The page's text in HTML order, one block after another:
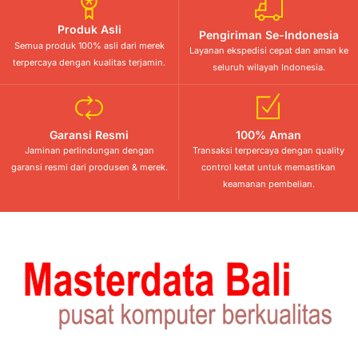
Produk Asli
Semua produk 100% asli dari merek
terpercaya dengan kualitas terjamin.
Pengiriman Se-Indonesia
Layanan ekspedisi cepat dan aman ke
seluruh wilayah Indonesia.
Garansi Resmi
Jaminan perlindungan dengan
garansi resmi dari produsen & merek.
100% Aman
Transaksi terpercaya dengan quality
control ketat untuk memastikan
keamanan pembelian.